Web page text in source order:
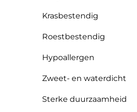
Krasbestendig
Roestbestendig
Hypoallergen
Zweet- en waterdicht
Sterke duurzaamheid